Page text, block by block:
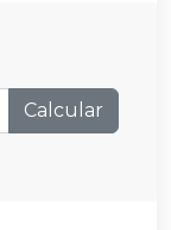
Calcular